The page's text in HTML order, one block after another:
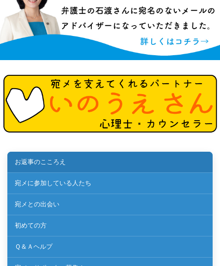
お返事のこころえ
宛メに参加している人たち
宛メとの出会い
初めての方
Ｑ＆Ａヘルプ